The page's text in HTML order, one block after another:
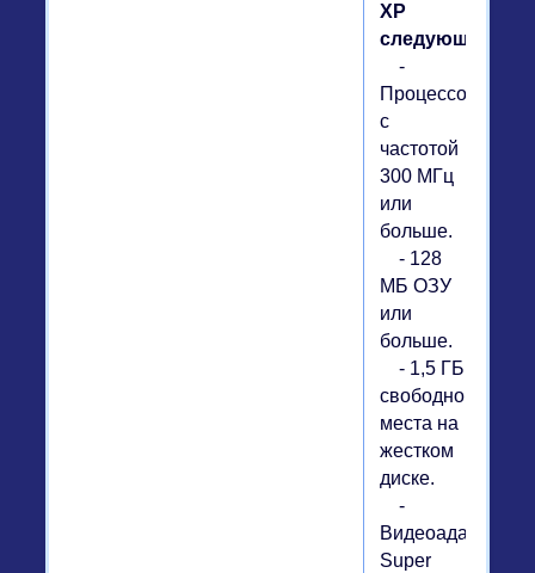
XP
следующие:
-
Процессор
с
частотой
300 МГц
или
больше.
- 128
МБ ОЗУ
или
больше.
- 1,5 ГБ
свободного
места на
жестком
диске.
-
Видеоадаптер
Super